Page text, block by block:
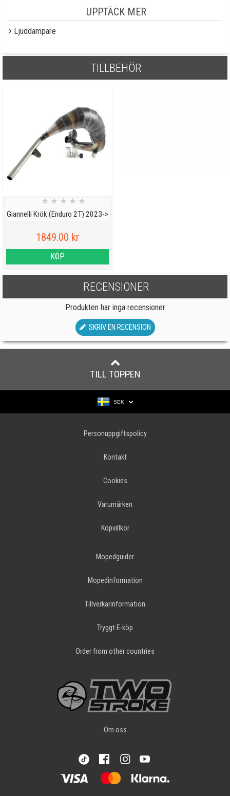
UPPTÄCK MER
Ljuddämpare
TILLBEHÖR
Giannelli Krök (Enduro 2T) 2023->
★ ★ ★ ★ ★
1849.00 kr
KÖP
RECENSIONER
Produkten har inga recensioner
SKRIV EN RECENSION
TILL TOPPEN
SEK
Personuppgiftspolicy
Kontakt
Cookies
Varumärken
Köpvillkor
Mopedguider
Mopedinformation
Tillverkarinformation
Tryggt E-köp
Order from other countries
Om oss